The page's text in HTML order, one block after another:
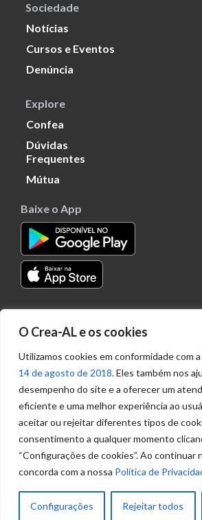
O Crea-AL e os cookies
Utilizamos cookies em conformidade com a
14 de agosto de 2018. Eles também nos
desempenho do site e a oferecer um
eficiente e uma melhor experiência ao
aceitar ou rejeitar diferentes tipos de
consentimento a qualquer momento
“Configurações de cookies”. Ao continuar
concorda com a nossa Política de
Configurações Rejeitar todos
Sociedade
Notícias
Cursos e Eventos
Denúncia
Explore
Confea
Dúvidas
Frequentes
Mútua
Baixe o App
Transparência
Portal
Acesso à
Informação
Política de
Privacidade de
Ouvidoria
(82) 2123 0864
ouvidoria@crea-al.org.br